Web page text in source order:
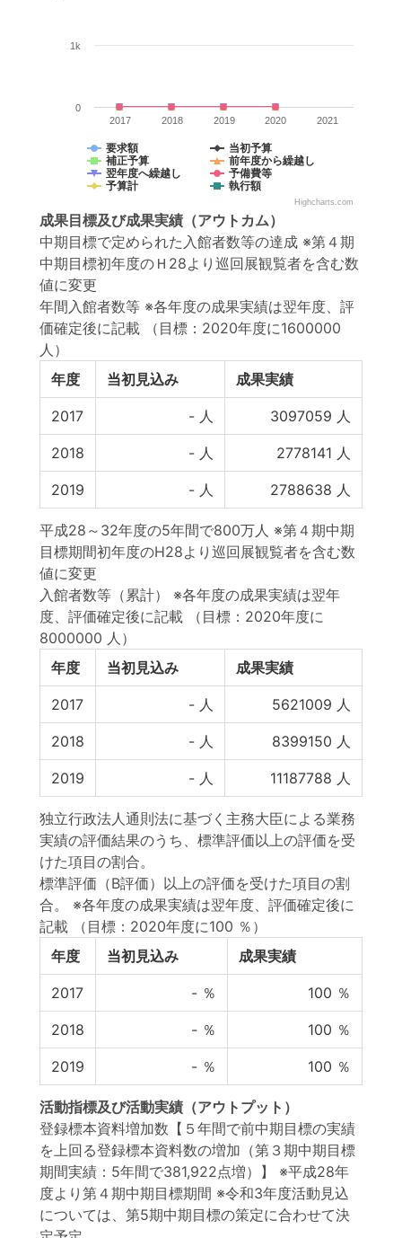
要求額
当初予算
補正予算
前年度から繰越し
翌年度へ繰越し
予備費等
予算計
執行額
2017 2018 2019 2020 2021
0
1k
Highcharts.com
成果目標及び成果実績 （アウトカム）
中期目標で定められた入館者数等の達成 ※第４期
中期目標初年度のＨ28より巡回展観覧者を含む数
値に変更
年間入館者数等 ※各年度の成果実績は翌年度、評
価確定後に記載
（目標：2020年度に1600000
人）
年度
当初見込み 成果実績
2017 - 人 3097059 人
2018 - 人 2778141 人
2019 - 人 2788638 人
平成28～32年度の5年間で800万人 ※第４期中期
目標期間初年度のH28より巡回展観覧者を含む数
値に変更
入館者数等（累計） ※各年度の成果実績は翌年
度、評価確定後に記載
（目標：2020年度に
8000000 人）
年度
当初見込み 成果実績
2017 - 人 5621009 人
2018 - 人 8399150 人
2019 - 人 11187788 人
独立行政法人通則法に基づく主務大臣による業務
実績の評価結果のうち、標準評価以上の評価を受
けた項目の割合。
標準評価（B評価）以上の評価を受けた項目の割
合。 ※各年度の成果実績は翌年度、評価確定後に
記載
（目標：2020年度に100 ％）
年度
当初見込み 成果実績
2017 - ％ 100 ％
2018 - ％ 100 ％
2019 - ％ 100 ％
活動指標及び活動実績 （アウトプット）
登録標本資料増加数【５年間で前中期目標の実績
を上回る登録標本資料数の増加（第３期中期目標
期間実績：5年間で381,922点増）】 ※平成28年
度より第４期中期目標期間 ※令和3年度活動見込
については、第5期中期目標の策定に合わせて決